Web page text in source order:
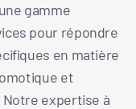
gamme
pour répondre
en matière
et
expertise à